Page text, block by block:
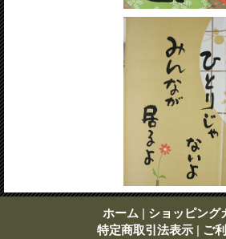
ホーム | ショッピング
特定商取引法表示 | ご